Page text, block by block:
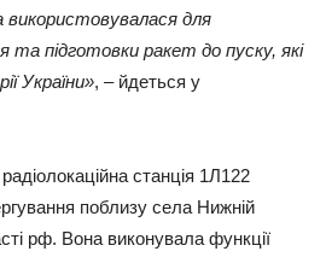
для
та підготовки ракет до пуску, які
України», – йдеться у
станція 1Л122
поблизу села Нижній
рф. Вона виконувала функції